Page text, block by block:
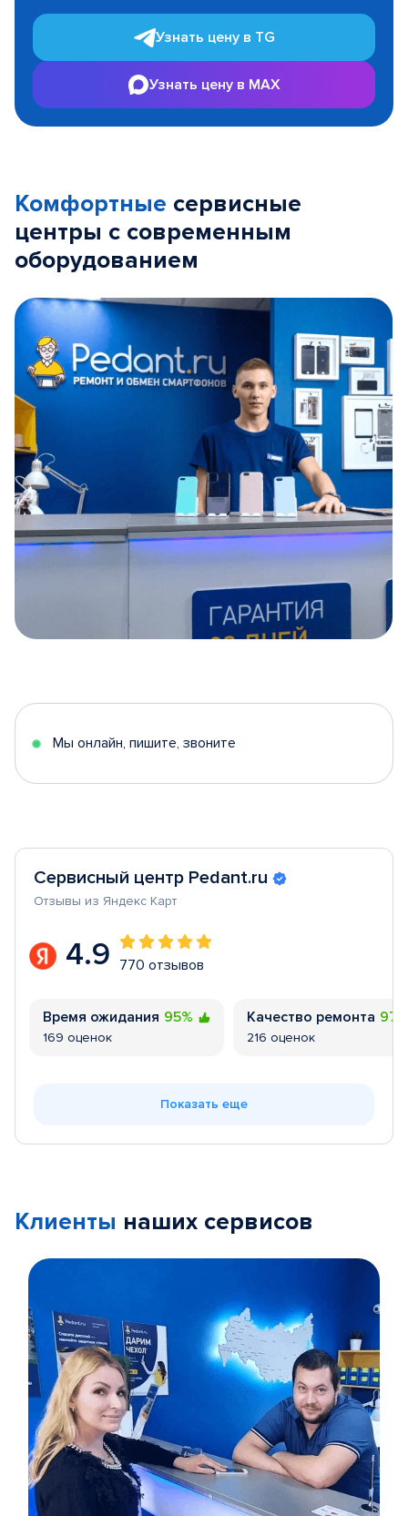
Узнать цену в TG
Узнать цену в MAX
Комфортные сервисные
центры с современным
оборудованием
5
Мы онлайн, пишите, звоните
Сервисный центр Pedant.ru
Отзывы из Яндекс Карт
4.9 770 отзывов
Время ожидания 95%
169 оценок
Качество ремонта
216 оценок
Показать еще
Клиенты наших сервисов